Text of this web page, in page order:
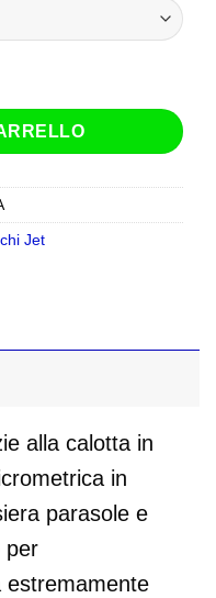
Opaco quantità
Jet
alla calotta in
in
parasole e
per
estremamente